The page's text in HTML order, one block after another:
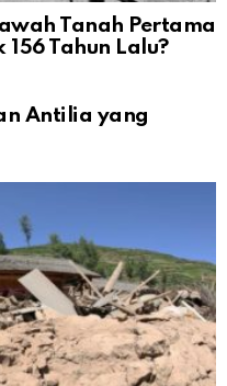
Tanah Pertama
Tahun Lalu?
Antilia yang